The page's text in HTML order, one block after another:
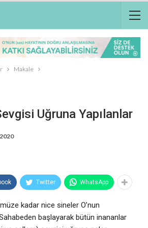
Makale
Uğruna Yapılanlar
Twitter WhatsApp
kadar nice sineler O’nun
başlayarak bütün inananlar